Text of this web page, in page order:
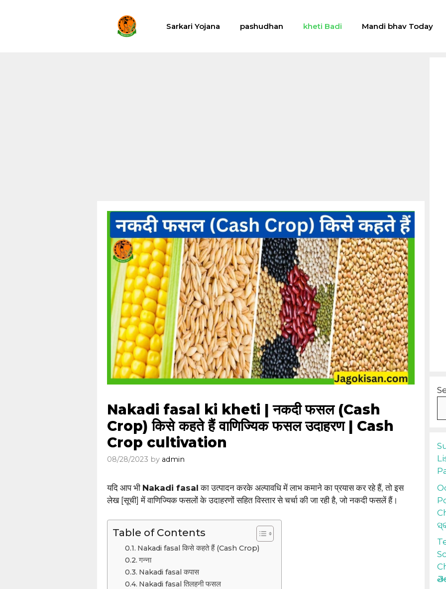
Sarkari Yojana pashudhan kheti Badi Mandi bhav Today
Nakadi fasal ki kheti | नकदी फसल (Cash
Crop) किसे कहते हैं वाणिज्यिक फसल उदाहरण | Cash
Crop cultivation
08/28/2023 by admin
यदि आप भी Nakadi fasal का उत्पादन करके अल्पावधि में लाभ कमाने का प्रयास कर रहे हैं, तो इस
लेख [सूची] में वाणिज्यिक फसलों के उदाहरणों सहित विस्तार से चर्चा की जा रही है, जो नकदी फसलें हैं।
Table of Contents
Nakadi fasal किसे कहते हैं (Cash Crop)
गन्ना
Nakadi fasal कपास
Nakadi fasal तिलहनी फसल